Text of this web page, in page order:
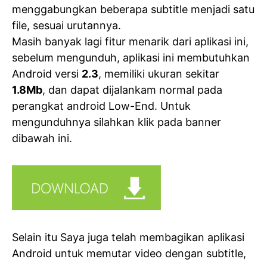
menggabungkan beberapa subtitle menjadi satu
file, sesuai urutannya.
Masih banyak lagi fitur menarik dari aplikasi ini,
sebelum mengunduh, aplikasi ini membutuhkan
Android versi 2.3, memiliki ukuran sekitar
1.8Mb, dan dapat dijalankam normal pada
perangkat android Low-End. Untuk
mengunduhnya silahkan klik pada banner
dibawah ini.
Selain itu Saya juga telah membagikan aplikasi
Android untuk memutar video dengan subtitle,